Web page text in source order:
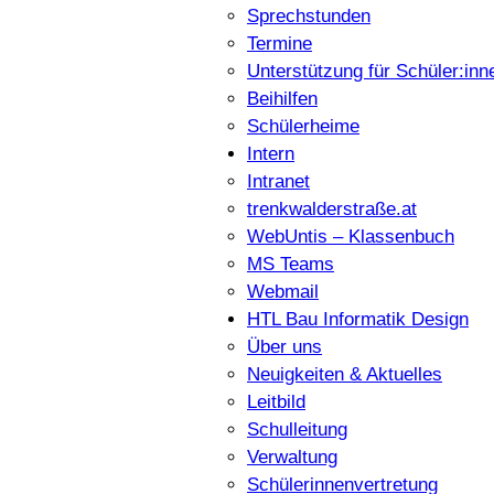
Sprechstunden
Termine
Unterstützung für
Beihilfen
Schülerheime
Intern
Intranet
trenkwalderstraße.at
WebUntis – Klassenbuch
MS Teams
Webmail
HTL Bau Informatik Design
Über uns
Neuigkeiten & Aktuelles
Leitbild
Schulleitung
Verwaltung
Schülerinnenvertretung